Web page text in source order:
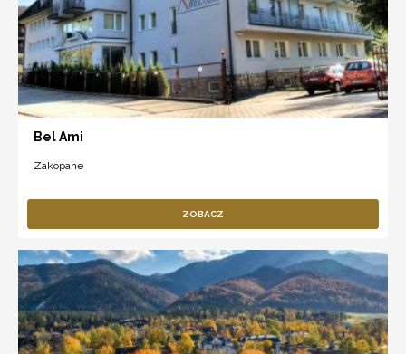
Bel Ami
Zakopane
ZOBACZ